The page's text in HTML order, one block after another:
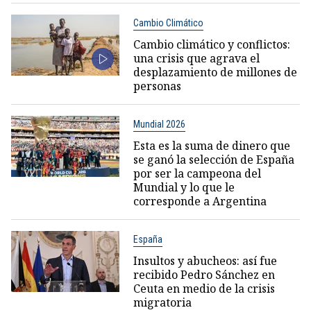
Cambio Climático
Cambio climático y conflictos:
una crisis que agrava el
desplazamiento de millones de
personas
Mundial 2026
Esta es la suma de dinero que
se ganó la selección de España
por ser la campeona del
Mundial y lo que le
corresponde a Argentina
España
Insultos y abucheos: así fue
recibido Pedro Sánchez en
Ceuta en medio de la crisis
migratoria